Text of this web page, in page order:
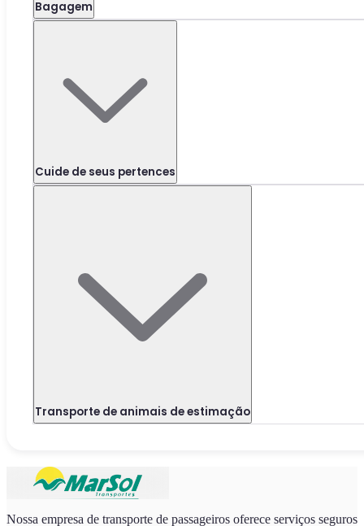
Bagagem
Cuide de seus pertences
Transporte de animais de estimação
Nossa empresa de transporte de passageiros oferece serviços seguros